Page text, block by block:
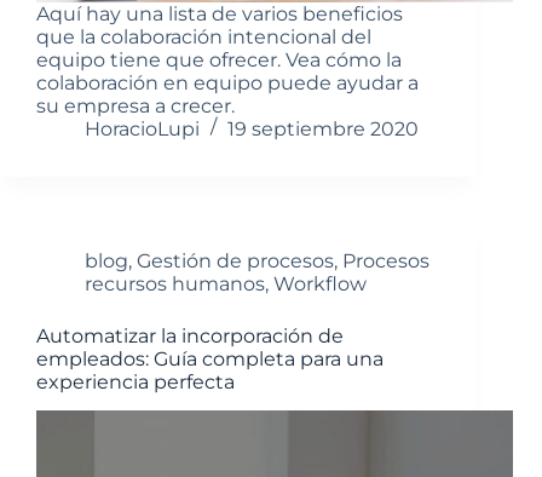
Aquí hay una lista de varios beneficios
que la colaboración intencional del
equipo tiene que ofrecer. Vea cómo la
colaboración en equipo puede ayudar a
su empresa a crecer.
HoracioLupi
19 septiembre 2020
blog, Gestión de procesos, Procesos
recursos humanos, Workflow
Automatizar la incorporación de
empleados: Guía completa para una
experiencia perfecta